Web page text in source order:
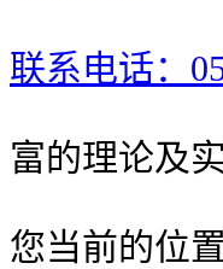
联系电话：
富的理论及
您当前的位